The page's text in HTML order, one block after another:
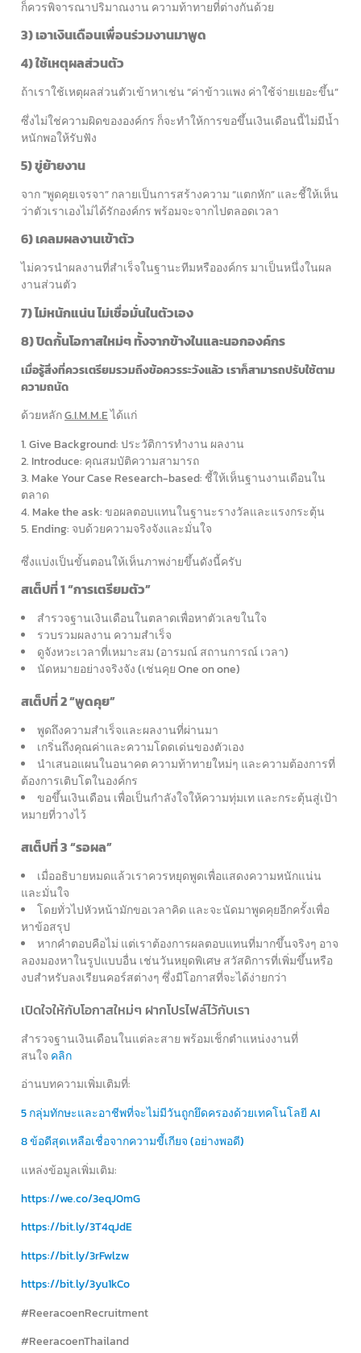
ก็ควรพิจารณาปริมาณงาน ความท้าทายที่ต่างกันด้วย
3) เอาเงินเดือนเพื่อนร่วมงานมาพูด
4) ใช้เหตุผลส่วนตัว
ถ้าเราใช้เหตุผลส่วนตัวเข้าหาเช่น “ค่าข้าวแพง ค่าใช้จ่ายเยอะขึ้น”
ซึ่งไม่ใช่ความผิดขององค์กร ก็จะทำให้การขอขึ้นเงินเดือนนี้ไม่มีน้ำ
หนักพอให้รับฟัง
5) ขู่ย้ายงาน
จาก “พูดคุยเจรจา” กลายเป็นการสร้างความ “แตกหัก” และชี้ให้เห็น
ว่าตัวเราเองไม่ได้รักองค์กร พร้อมจะจากไปตลอดเวลา
6) เคลมผลงานเข้าตัว
ไม่ควรนำผลงานที่สำเร็จในฐานะทีมหรือองค์กร มาเป็นหนึ่งในผล
งานส่วนตัว
7) ไม่หนักแน่น ไม่เชื่อมั่นในตัวเอง
8) ปิดกั้นโอกาสใหม่ๆ ทั้งจากข้างในและนอกองค์กร
เมื่อรู้สิ่งที่ควรเตรียมรวมถึงข้อควรระวังแล้ว เราก็สามารถปรับใช้ตาม
ความถนัด
ด้วยหลักG.I.M.M.Eได้แก่
Give Background: ประวัติการทำงาน ผลงาน
Introduce: คุณสมบัติความสามารถ
Make Your Case Research-based: ชี้ให้เห็นฐานงานเดือนใน
ตลาด
Make the ask: ขอผลตอบแทนในฐานะรางวัลและแรงกระตุ้น
Ending: จบด้วยความจริงจังและมั่นใจ
ซึ่งแบ่งเป็นขั้นตอนให้เห็นภาพง่ายขึ้นดังนี้ครับ
สเต็ปที่ 1 “การเตรียมตัว”
สำรวจฐานเงินเดือนในตลาดเพื่อหาตัวเลขในใจ
รวบรวมผลงาน ความสำเร็จ
ดูจังหวะเวลาที่เหมาะสม (อารมณ์ สถานการณ์ เวลา)
นัดหมายอย่างจริงจัง (เช่นคุย One on one)
สเต็ปที่ 2 “พูดคุย”
พูดถึงความสำเร็จและผลงานที่ผ่านมา
เกริ่นถึงคุณค่าและความโดดเด่นของตัวเอง
นำเสนอแผนในอนาคต ความท้าทายใหม่ๆ และความต้องการที่
ต้องการเติบโตในองค์กร
ขอขึ้นเงินเดือน เพื่อเป็นกำลังใจให้ความทุ่มเท และกระตุ้นสู่เป้า
หมายที่วางไว้
สเต็ปที่ 3 “รอผล”
เมื่ออธิบายหมดแล้วเราควรหยุดพูดเพื่อแสดงความหนักแน่น
และมั่นใจ
โดยทั่วไปหัวหน้ามักขอเวลาคิด และจะนัดมาพูดคุยอีกครั้งเพื่อ
หาข้อสรุป
หากคำตอบคือไม่ แต่เราต้องการผลตอบแทนที่มากขึ้นจริงๆ อาจ
ลองมองหาในรูปแบบอื่น เช่นวันหยุดพิเศษ สวัสดิการที่เพิ่มขึ้นหรือ
งบสำหรับลงเรียนคอร์สต่างๆ ซึ่งมีโอกาสที่จะได้ง่ายกว่า
เปิดใจให้กับโอกาสใหม่ๆ ฝากโปรไฟล์ไว้กับเรา
สำรวจฐานเงินเดือนในแต่ละสาย พร้อมเช็กตำแหน่งงานที่
สนใจ คลิก
อ่านบทความเพิ่มเติมที่:
5 กลุ่มทักษะและอาชีพที่จะไม่มีวันถูกยึดครองด้วยเทคโนโลยี AI
8 ข้อดีสุดเหลือเชื่อจากความขี้เกียจ (อย่างพอดี)
แหล่งข้อมูลเพิ่มเติม:
https://we.co/3eqJ0mG
https://bit.ly/3T4qJdE
https://bit.ly/3rFwlzw
https://bit.ly/3yu1kCo
#ReeracoenRecruitment
#ReeracoenThailand